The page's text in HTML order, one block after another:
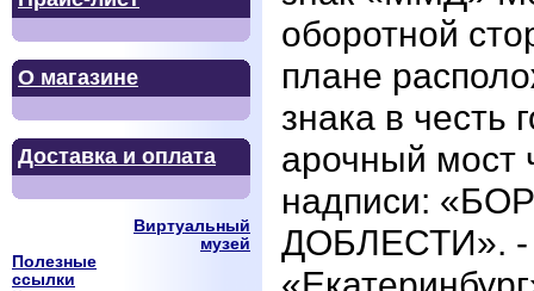
О магазине
Доставка и оплата
Виртуальный
музей
Полезные
ссылки
оборотной
плане
знака в честь
арочный мост
надписи:
ДОБЛЕСТИ». -